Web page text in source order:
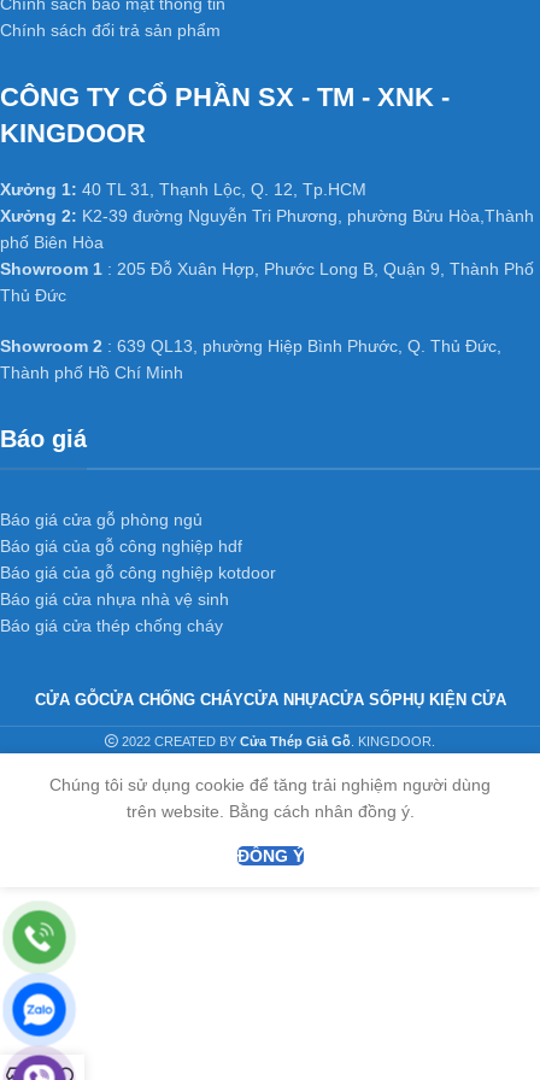
HDFtrong nội thất:
phòng, cửa văn phòng trong các công trình công nghiệp và dân
dụng như chung cư, Biệt thự, nhà phố ở các nước tiên tiến như
Đặc biệt đã và đang dần phát triển mạnh ở Việt Nam, có các đơn
vị cung cấp hàng chất lượng và uy tín hàng đầu tại Việt Nam như
: Kingdoor, Hoabinhdoor…
HỆ THỐNG XƯỞNG SẢN XUẤT
Xưởng 1 :35/T2 Vườn Lài, P. An Phú Đông, Q. 12,
Tp.HCM
Xưởng 3 :
Web:cuanhuacomposite.net
hoabinhdoor.com
Email : dongpham.hoabinhdoor@gmail.com
Chính sách bảo mật thông tin
Chính sách đổi trả sản phẩm
CÔNG TY CỔ PHẦN SX - TM - XNK -
KINGDOOR
Xưởng 1: 40 TL 31, Thạnh Lộc, Q. 12, Tp.HCM
Xưởng 2: K2-39 đường Nguyễn Tri Phương, phường Bửu Hòa,Thành
phố Biên Hòa
Showroom 1 : 205 Đỗ Xuân Hợp, Phước Long B, Quận 9, Thành Phố
Thủ Đức
Showroom 2 : 639 QL13, phường Hiệp Bình Phước, Q. Thủ Đức,
Thành phố Hồ Chí Minh
Báo giá
Báo giá cửa gỗ phòng ngủ
Báo giá của gỗ công nghiệp hdf
Báo giá của gỗ công nghiệp kotdoor
Báo giá cửa nhựa nhà vệ sinh
Báo giá cửa thép chống cháy
CỬA GỖCỬA CHỐNG CHÁYCỬA NHỰACỬA SỔPHỤ KIỆN CỬA
2022 CREATED BY Cửa Thép Giả Gỗ . KINGDOOR.
Chúng tôi sử dụng cookie để tăng trải nghiệm người dùng
trên website. Bằng cách nhân đồng ý.
ĐỒNG Ý
0